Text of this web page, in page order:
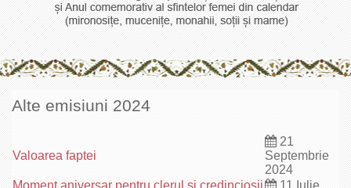
Alte emisiuni 2024
Valoarea faptei
21
Septembrie
2024
Moment aniversar pentru clerul și credincioșii
11 Iulie